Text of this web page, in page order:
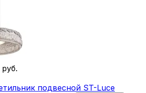
руб.
подвесной ST-Luce